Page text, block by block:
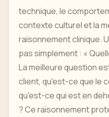
technique, le
contexte culturel et la
raisonnement clinique.
pas simplement : «
La meilleure question
client, qu'est-ce que le
qu'est-ce qui est en
? Ce raisonnement